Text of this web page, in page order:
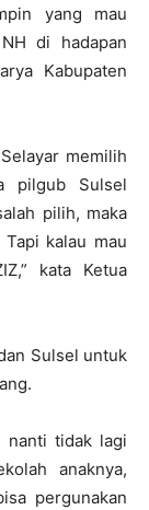
yang mau
di hadapan
Kabupaten
memilih
pilgub Sulsel
pilih, maka
kalau mau
kata Ketua
Sulsel untuk
nanti tidak lagi
anaknya,
pergunakan